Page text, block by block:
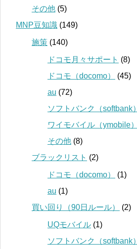
その他 (5)
MNP豆知識 (149)
施策 (140)
ドコモ月々サポート (8)
ドコモ（docomo）
(45)
au (72)
ソフトバンク（softbank）
ワイモバイル（ymobile）
その他 (8)
ブラックリスト (2)
ドコモ（docomo）
(1)
au (1)
買い回り（90日ルール）
(2)
UQモバイル (1)
ソフトバンク（softbank）